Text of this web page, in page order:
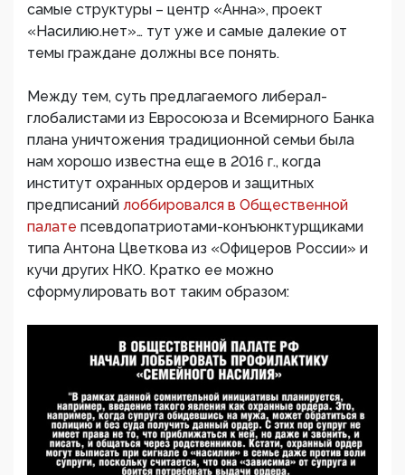
самые структуры – центр «Анна», проект
«Насилию.нет»… тут уже и самые далекие от
темы граждане должны все понять.
Между тем, суть предлагаемого либерал-
глобалистами из Евросоюза и Всемирного Банка
плана уничтожения традиционной семьи была
нам хорошо известна еще в 2016 г., когда
институт охранных ордеров и защитных
предписаний лоббировался в Общественной
палате псевдопатриотами-конъюнктурщиками
типа Антона Цветкова из «Офицеров России» и
кучи других НКО. Кратко ее можно
сформулировать вот таким образом: